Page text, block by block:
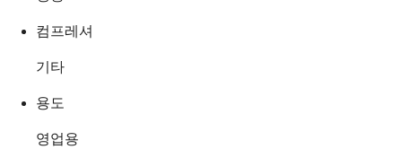
컴프레셔
기타
용도
영업용